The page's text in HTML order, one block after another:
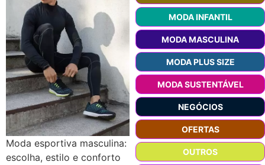
Moda esportiva masculina:
escolha, estilo e conforto
MODA INFANTIL
MODA MASCULINA
MODA PLUS SIZE
MODA SUSTENTÁVEL
NEGÓCIOS
OFERTAS
OUTROS